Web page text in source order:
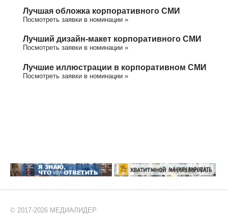
Лучшая обложка корпоративного СМИ
Посмотреть заявки в номинации »
Лучший дизайн-макет корпоративного СМИ
Посмотреть заявки в номинации »
Лучшие иллюстрации в корпоративном СМИ
Посмотреть заявки в номинации »
© 2017-2026 МЕДИАЛИДЕР